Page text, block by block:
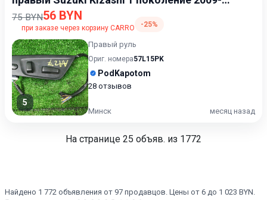
2015
75 BYN56 BYN
при заказе через корзину CARRO -25%
5
Правый руль
Ориг. номера57L15PK
PodKapotom
28 отзывов
Минск месяц назад
На странице 25 объяв. из 1772
Найдено 1 772 объявления от 97 продавцов. Цены от 6 до 1 023 BYN.